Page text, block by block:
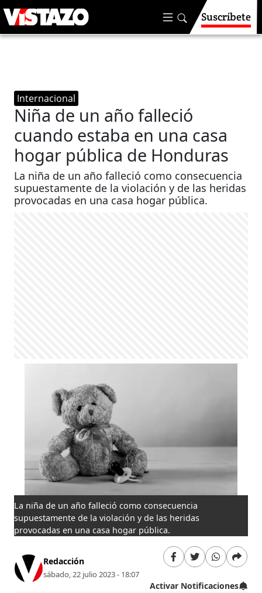
Suscríbete
Internacional
Niña de un año falleció
cuando estaba en una casa
hogar pública de Honduras
La niña de un año falleció como consecuencia
supuestamente de la violación y de las heridas
provocadas en una casa hogar pública.
La niña de un año falleció como consecuencia
supuestamente de la violación y de las heridas
provocadas en una casa hogar pública.
Redacción
sábado, 22 julio 2023 - 18:07
Activar Notificaciones